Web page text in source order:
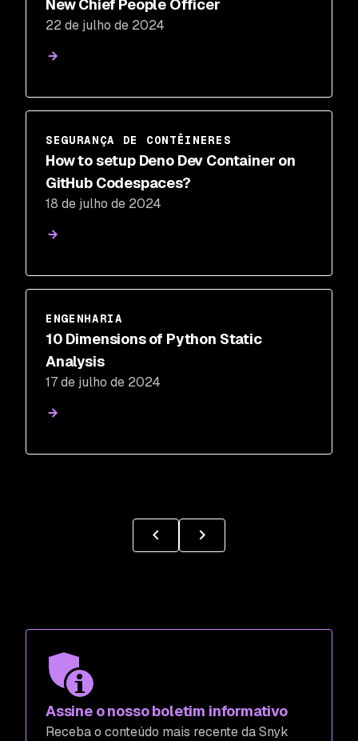
New Chief People Officer
22 de julho de 2024
SEGURANÇA DE CONTÊINERES
How to setup Deno Dev Container on
GitHub Codespaces?
18 de julho de 2024
ENGENHARIA
10 Dimensions of Python Static
Analysis
17 de julho de 2024
Assine o nosso boletim informativo
Receba o conteúdo mais recente da Snyk